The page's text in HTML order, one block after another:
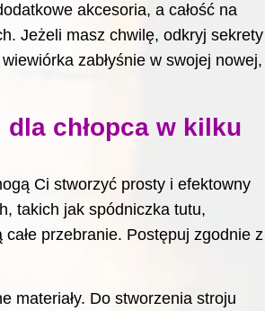
akcesoria, a całość na
Jeżeli masz chwilę, odkryj sekrety
zabłyśnie w swojej nowej,
chłopca w kilku
Ci stworzyć prosty i efektowny
takich jak spódniczka tutu,
przebranie. Postępuj zgodnie z
materiały. Do stworzenia stroju